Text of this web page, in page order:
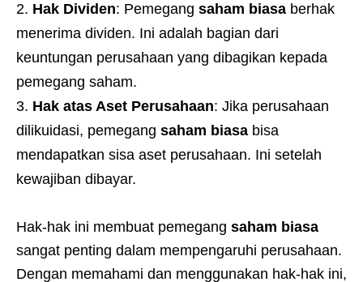
Hak Dividen: Pemegang saham biasa berhak
menerima dividen. Ini adalah bagian dari
keuntungan perusahaan yang dibagikan kepada
pemegang saham.
Hak atas Aset Perusahaan: Jika perusahaan
dilikuidasi, pemegang saham biasa bisa
mendapatkan sisa aset perusahaan. Ini setelah
kewajiban dibayar.
Hak-hak ini membuat pemegang saham biasa
sangat penting dalam mempengaruhi perusahaan.
Dengan memahami dan menggunakan hak-hak ini,